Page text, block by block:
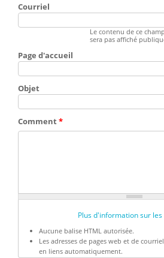
Courriel
Le contenu de ce
sera pas affiché
Page d'accueil
Objet
Comment*
Plus d'information sur
Aucune balise HTML autorisée.
Les adresses de pages web et de
en liens automatiquement.